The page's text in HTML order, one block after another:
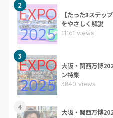
2
【たった3ステッ
をやさしく解説
11161 views
3
大阪・関西万博
ン特集
3840 views
4
大阪・関西万博